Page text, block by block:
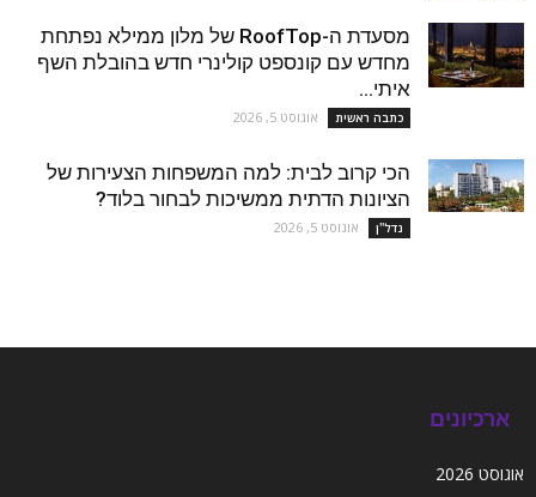
מסעדת ה-RoofTop של מלון ממילא נפתחת
מחדש עם קונספט קולינרי חדש בהובלת השף
איתי...
כתבה ראשית אוגוסט 5, 2026
הכי קרוב לבית: למה המשפחות הצעירות של
הציונות הדתית ממשיכות לבחור בלוד?
נדל''ן אוגוסט 5, 2026
ארכיונים
אוגוסט 2026